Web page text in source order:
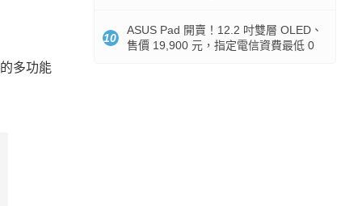
多功能
10
ASUS Pad 開賣！12.2 吋雙層 OLED、
售價 19,900 元，指定電信資費最低 0